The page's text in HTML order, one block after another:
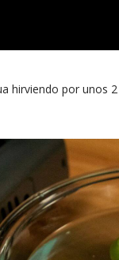
hirviendo por unos